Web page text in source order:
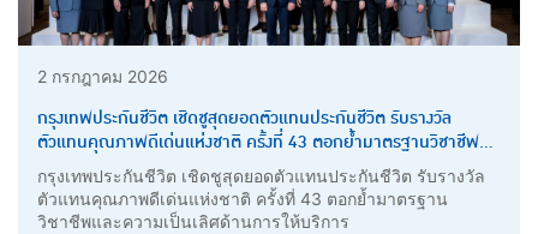
2 กรกฎาคม 2026
กรุงเทพประกันชีวิต เชิดชูสุดยอดตัวแทนประกันชีวิต รับรางวัล
ตัวแทนคุณภาพดีเด่นแห่งชาติ ครั้งที่ 43 ตอกย้ำมาตรฐานวิชาชีพ
และความเป็นเลิศด้านการให้บริการ
กรุงเทพประกันชีวิต เชิดชูสุดยอดตัวแทนประกันชีวิต รับรางวัล
ตัวแทนคุณภาพดีเด่นแห่งชาติ ครั้งที่ 43 ตอกย้ำมาตรฐาน
วิชาชีพและความเป็นเลิศด้านการให้บริการ